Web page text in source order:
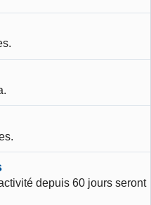
depuis 60 jours seront